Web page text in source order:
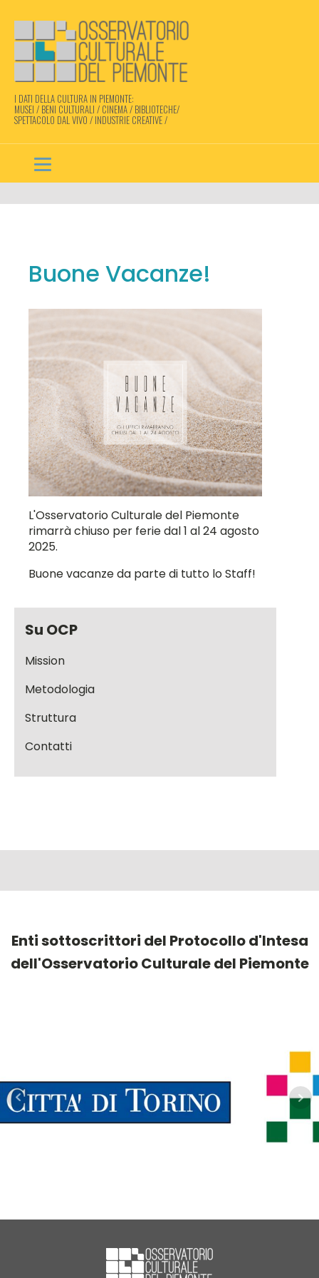
I DATI DELLA CULTURA IN PIEMONTE:
MUSEI / BENI CULTURALI / CINEMA / BIBLIOTECHE/
SPETTACOLO DAL VIVO / INDUSTRIE CREATIVE /
Buone Vacanze!
L'Osservatorio Culturale del Piemonte
rimarrà chiuso per ferie dal 1 al 24 agosto
2025.
Buone vacanze da parte di tutto lo Staff!
Su OCP
Mission
Metodologia
Struttura
Contatti
Enti sottoscrittori del Protocollo d'Intesa
dell'Osservatorio Culturale del Piemonte